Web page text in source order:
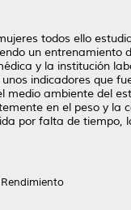
todos ello
un entrenamiento
y la institución
indicadores que
ambiente del
en el peso y la
por falta de tiempo,